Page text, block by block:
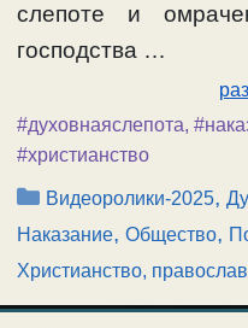
слепоте и
господства …
#духовнаяслепота,
#христианство
Рубрики
Видеоролики-2025,
Наказание, Общество,
Христианство,